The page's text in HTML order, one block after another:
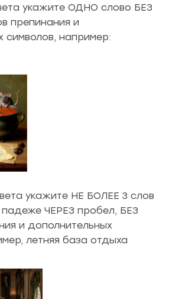
укажите ОДНО слово БЕЗ
препинания и
символов, например:
укажите НЕ БОЛЕЕ 3 слов
падеже ЧЕРЕЗ пробел, БЕЗ
и дополнительных
летняя база отдыха